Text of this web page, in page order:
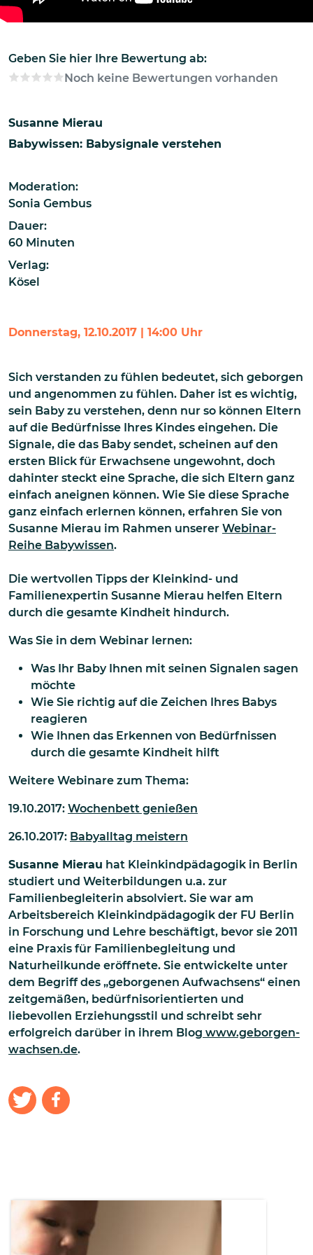
Geben Sie hier Ihre Bewertung ab:
Noch keine Bewertungen vorhanden
Susanne Mierau
Babywissen: Babysignale verstehen
Moderation:
Sonia Gembus
Dauer:
60 Minuten
Verlag:
Kösel
Donnerstag, 12.10.2017 | 14:00 Uhr
Sich verstanden zu fühlen bedeutet, sich geborgen
und angenommen zu fühlen. Daher ist es wichtig,
sein Baby zu verstehen, denn nur so können Eltern
auf die Bedürfnisse Ihres Kindes eingehen. Die
Signale, die das Baby sendet, scheinen auf den
ersten Blick für Erwachsene ungewohnt, doch
dahinter steckt eine Sprache, die sich Eltern ganz
einfach aneignen können. Wie Sie diese Sprache
ganz einfach erlernen können, erfahren Sie von
Susanne Mierau im Rahmen unserer Webinar-
Reihe Babywissen.
Die wertvollen Tipps der Kleinkind- und
Familienexpertin Susanne Mierau helfen Eltern
durch die gesamte Kindheit hindurch.
Was Sie in dem Webinar lernen:
Was Ihr Baby Ihnen mit seinen Signalen sagen
möchte
Wie Sie richtig auf die Zeichen Ihres Babys
reagieren
Wie Ihnen das Erkennen von Bedürfnissen
durch die gesamte Kindheit hilft
Weitere Webinare zum Thema:
19.10.2017: Wochenbett genießen
26.10.2017: Babyalltag meistern
Susanne Mierau hat Kleinkindpädagogik in Berlin
studiert und Weiterbildungen u.a. zur
Familienbegleiterin absolviert. Sie war am
Arbeitsbereich Kleinkindpädagogik der FU Berlin
in Forschung und Lehre beschäftigt, bevor sie 2011
eine Praxis für Familienbegleitung und
Naturheilkunde eröffnete. Sie entwickelte unter
dem Begriff des „geborgenen Aufwachsens“ einen
zeitgemäßen, bedürfnisorientierten und
liebevollen Erziehungsstil und schreibt sehr
erfolgreich darüber in ihrem Blog www.geborgen-
wachsen.de.